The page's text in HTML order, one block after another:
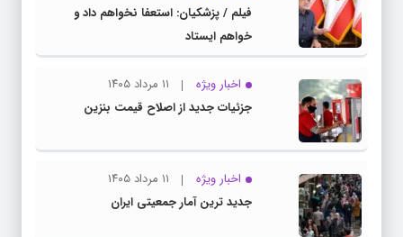
فیلم / پزشکیان: استعفا نخواهم داد و
خواهم ایستاد
اخبار ویژه
۱۱ مرداد ۱۴۰۵
جزئیات جدید از اصلاح قیمت بنزین
اخبار ویژه
۱۱ مرداد ۱۴۰۵
جدید ترین آمار جمعیتی ایران